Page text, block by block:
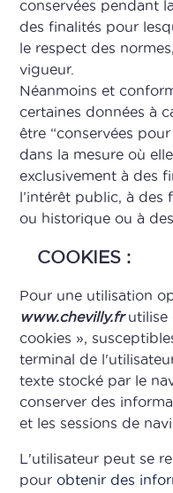
conservées pendant
des finalités pour
le respect des
vigueur.
Néanmoins et
certaines données à
être “conservées
dans la mesure où
exclusivement à des
l’intérêt public, à des
ou historique ou à
COOKIES :
Pour une utilisation
www.chevilly.frutilise
cookies »,
terminal de
texte stocké par le
conserver des
et les sessions de
L'utilisateur peut se
pourobtenir des